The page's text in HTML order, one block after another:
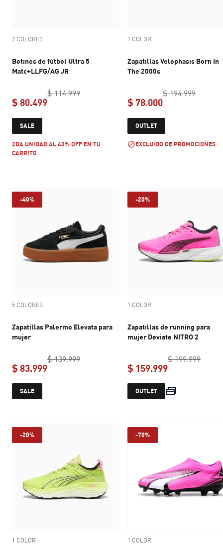
2 COLORES
Botines de fútbol Ultra 5
Matc+LLFG/AG JR
$ 114.999original price $ 114.999
$ 80.499
SALE
2DA UNIDAD AL 40% OFF EN TU
CARRITO
1 COLOR
Zapatillas Velophasis Born In
The 2000s
$ 194.999original
$ 78.000
OUTLET
EXCLUIDO DE PROMOCIONES
-40%
5 COLORES
Zapatillas Palermo Elevata para
mujer
$ 139.999original price $ 139.999
$ 83.999
SALE
-20%
1 COLOR
Zapatillas de running para
mujer Deviate NITRO 2
$ 199.999
$ 159.999
current price $
OUTLET
-20%
1 COLOR
-70%
1 COLOR